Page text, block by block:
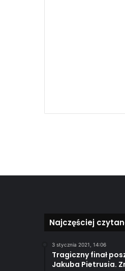
Najczęściej
3 stycznia 2021, 14:06
Tragiczny finał
Jakuba Pietrusia.